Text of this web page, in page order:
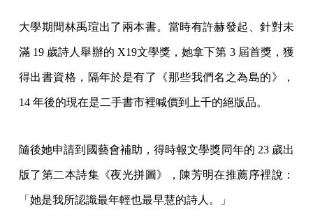
大學期間林禹瑄出了兩本書。當時有許赫發起、針對未
滿 19 歲詩人舉辦的 X19文學獎，她拿下第 3 屆首獎，獲
得出書資格，隔年於是有了《那些我們名之為島的》，
14 年後的現在是二手書市裡喊價到上千的絕版品。
隨後她申請到國藝會補助，得時報文學獎同年的 23 歲出
版了第二本詩集《夜光拼圖》，陳芳明在推薦序裡說：
「她是我所認識最年輕也最早慧的詩人。」